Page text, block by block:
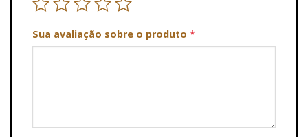
Sua avaliação sobre o produto *